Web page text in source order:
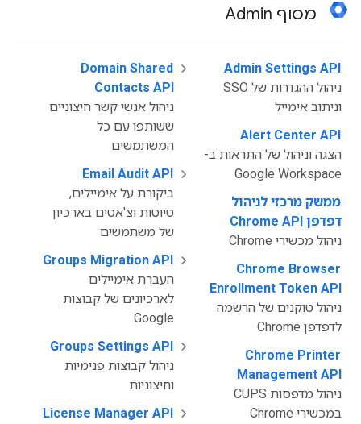
מסוף Admin
Admin Settings API
ניהול ההגדרות של SSO
וניתוב אימייל
Alert Center API
הצגה וניהול של התראות ב-
Google Workspace
ממשק מרכזי לניהול
דפדפן Chrome API
ניהול מכשירי Chrome
Chrome Browser
Enrollment Token API
ניהול טוקנים של הרשמה
לדפדפן Chrome
Chrome Printer
Management API
ניהול מדפסות CUPS
במכשירי Chrome
Domain Shared
Contacts API
ניהול אנשי קשר חיצוניים
ששותפו עם כל
המשתמשים
Email Audit API
ביקורת על אימיילים,
טיוטות וצ'אטים בארכיון
של משתמשים
Groups Migration API
העברת אימיילים
לארכיונים של קבוצות
Google
Groups Settings API
ניהול קבוצות פנימיות
וחיצוניות
License Manager API